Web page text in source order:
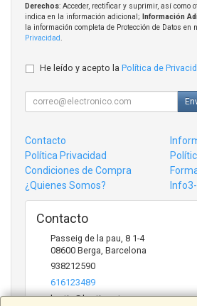
Derechos: Acceder, rectificar y suprimir, así como
indica en la información adicional;
Información
la información completa de Protección de Datos en
Privacidad
He leído y acepto la Política de
Contacto
Política Privacidad
Condiciones de Compra
¿Quienes Somos?
Contacto
Passeig de la pau, 8 1-4
08600 Berga Barcelona
938212590
616123489
bertic@bertic.cat